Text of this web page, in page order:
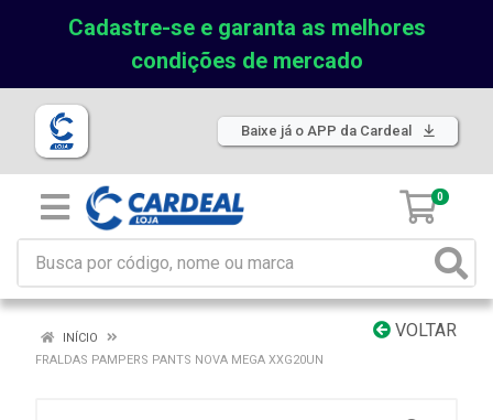
Cadastre-se e garanta as melhores
condições de mercado
Baixe já o APP da Cardeal
0
VOLTAR
INÍCIO
FRALDAS PAMPERS PANTS NOVA MEGA XXG20UN